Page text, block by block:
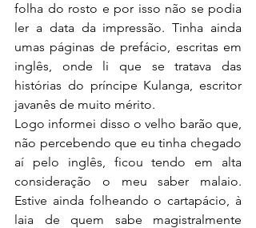
folha do rosto e por isso não se podia
ler a data da impressão. Tinha ainda
umas páginas de prefácio, escritas em
inglês, onde li que se tratava das
histórias do príncipe Kulanga, escritor
javanês de muito mérito.
Logo informei disso o velho barão que,
não percebendo que eu tinha chegado
aí pelo inglês, ficou tendo em alta
consideração o meu saber malaio.
Estive ainda folheando o cartapácio, à
laia de quem sabe magistralmente